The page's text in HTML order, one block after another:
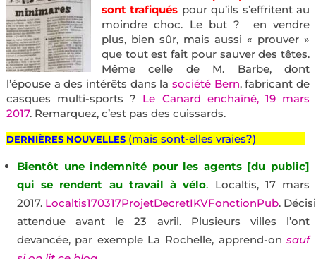
sont trafiqués pour qu’ils s’effritent au
moindre choc. Le but ? en vendre
plus, bien sûr, mais aussi « prouver »
que tout est fait pour sauver des têtes.
Même celle de M. Barbe, dont
l’épouse a des intérêts dans lasociété Bern, fabricant de
casques multi-sports ? Le Canard enchaîné, 19 mars
2017. Remarquez, c’est pas des cuissards.
DERNIÈRES NOUVELLES (mais sont-elles vraies?)
Bientôt une indemnité pour les agents [du public]
qui se rendent au travail à vélo. Localtis, 17 mars
2017. Localtis170317ProjetDecretIKVFonctionPub.
attendue avant le 23 avril. Plusieurs villes l’ont
devancée, par exemple La Rochelle, apprend-onsauf